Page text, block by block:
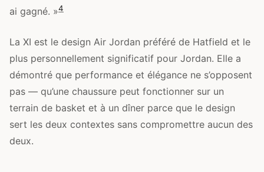
ai gagné. »4
La XI est le design Air Jordan préféré de Hatfield et le
plus personnellement significatif pour Jordan. Elle a
démontré que performance et élégance ne s’opposent
pas — qu’une chaussure peut fonctionner sur un
terrain de basket et à un dîner parce que le design
sert les deux contextes sans compromettre aucun des
deux.